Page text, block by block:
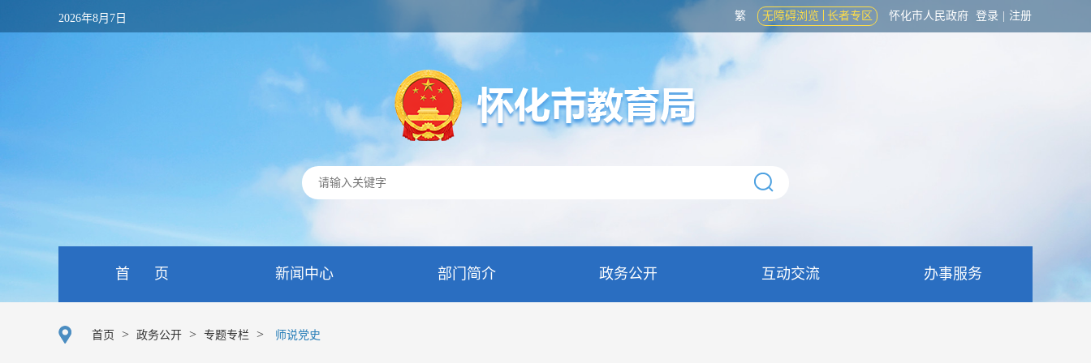
2026年8月7日 繁 无障碍浏览 长者专区 怀化市人民政府 登录 注册
首 页 新闻中心 部门简介 政务公开 互动交流 办事服务
首页 > 政务公开 > 专题专栏 > 师说党史